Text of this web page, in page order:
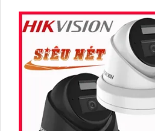
sắc tự nhiên, phù hợp cho công